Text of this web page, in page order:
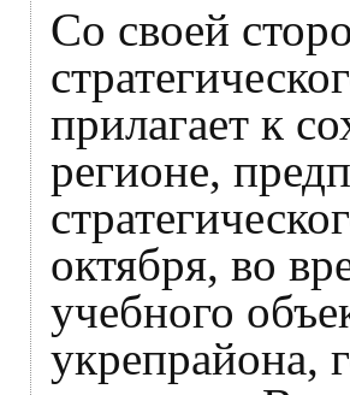
Со своей
прилагает к
регионе,
октября, во
учебного
укрепрайона,